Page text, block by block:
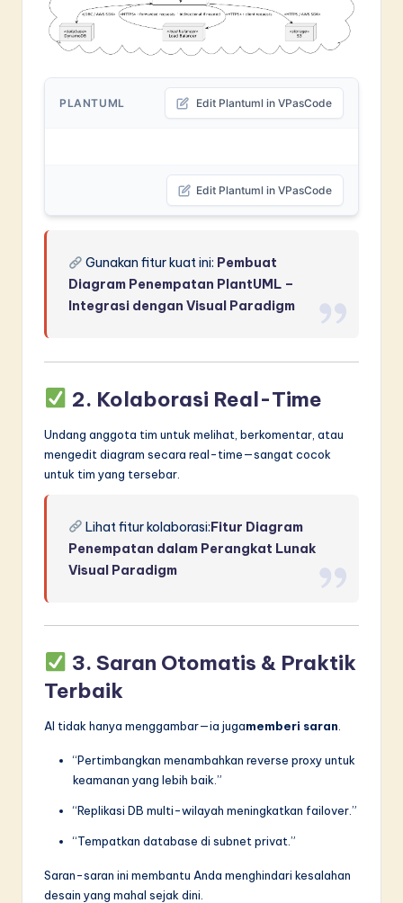
PLANTUML Edit Plantuml in VPasCode
Edit Plantuml in VPasCode
Gunakan fitur kuat ini: Pembuat
Diagram Penempatan PlantUML –
Integrasi dengan Visual Paradigm
2. Kolaborasi Real-Time
Undang anggota tim untuk melihat, berkomentar, atau
mengedit diagram secara real-time—sangat cocok
untuk tim yang tersebar.
Lihat fitur kolaborasi:Fitur Diagram
Penempatan dalam Perangkat Lunak
Visual Paradigm
3. Saran Otomatis & Praktik
Terbaik
AI tidak hanya menggambar—ia jugamemberi saran
“Pertimbangkan menambahkan reverse proxy untuk
keamanan yang lebih baik.”
“Replikasi DB multi-wilayah meningkatkan failover.”
“Tempatkan database di subnet privat.”
Saran-saran ini membantu Anda menghindari kesalahan
desain yang mahal sejak dini.